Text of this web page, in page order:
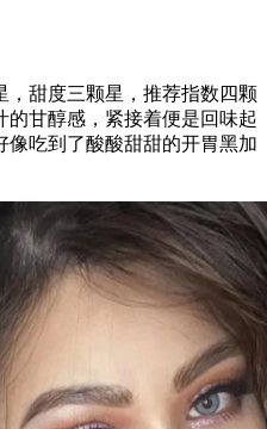
，甜度三颗星，推荐指数四颗
甘醇感，紧接着便是回味起
吃到了酸酸甜甜的开胃黑加